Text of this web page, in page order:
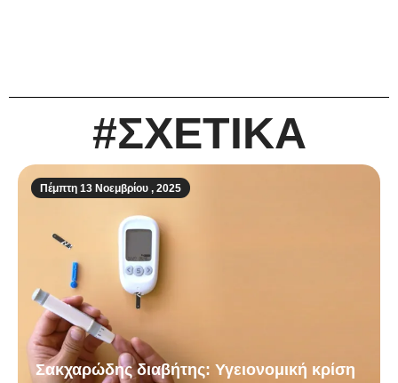
#ΣΧΕΤΙΚΑ
Πέμπτη 13 Νοεμβρίου , 2025
Σακχαρώδης διαβήτης: Υγειονομική κρίση